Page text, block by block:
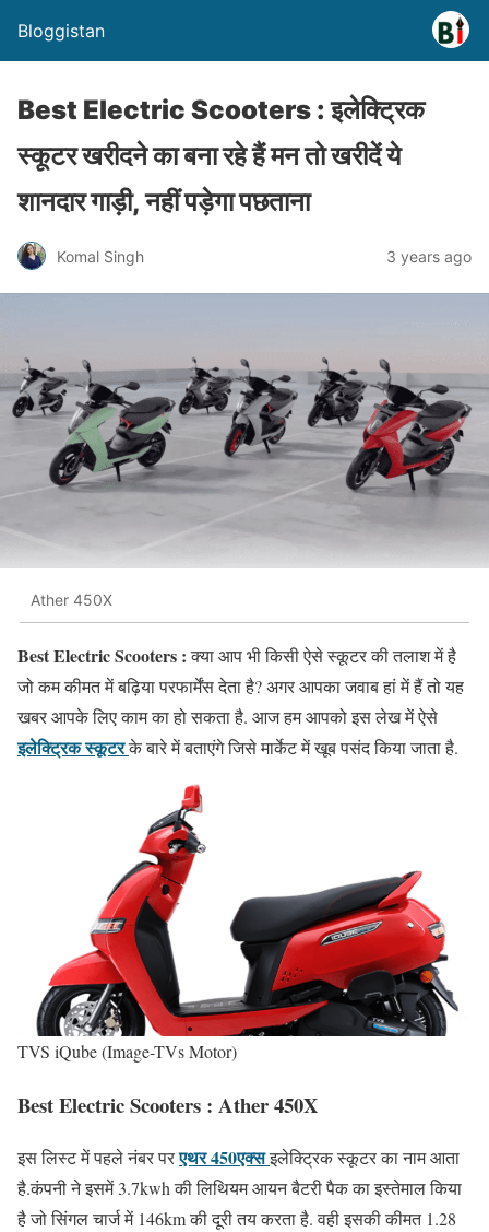
Bloggistan
Best Electric Scooters : इलेक्ट्रिक
स्कूटर खरीदने का बना रहे हैं मन तो खरीदें ये
शानदार गाड़ी, नहीं पड़ेगा पछताना
Komal Singh 3 years ago
Ather 450X
Best Electric Scooters :क्या आप भी किसी ऐसे स्कूटर की तलाश में है
जो कम कीमत में बढ़िया परफार्मेंस देता है? अगर आपका जवाब हां में हैं तो यह
खबर आपके लिए काम का हो सकता है. आज हम आपको इस लेख में ऐसे
इलेक्ट्रिक स्कूटरके बारे में बताएंगे जिसे मार्केट में खूब पसंद किया जाता है.
TVS iQube (Image-TVs Motor)
Best Electric Scooters : Ather 450X
इस लिस्ट में पहले नंबर परएथर 450एक्सइलेक्ट्रिक स्कूटर का नाम आता
है.कंपनी ने इसमें 3.7kwh की लिथियम आयन बैटरी पैक का इस्तेमाल किया
है जो सिंगल चार्ज में 146km की दूरी तय करता है. वही इसकी कीमत 1.28